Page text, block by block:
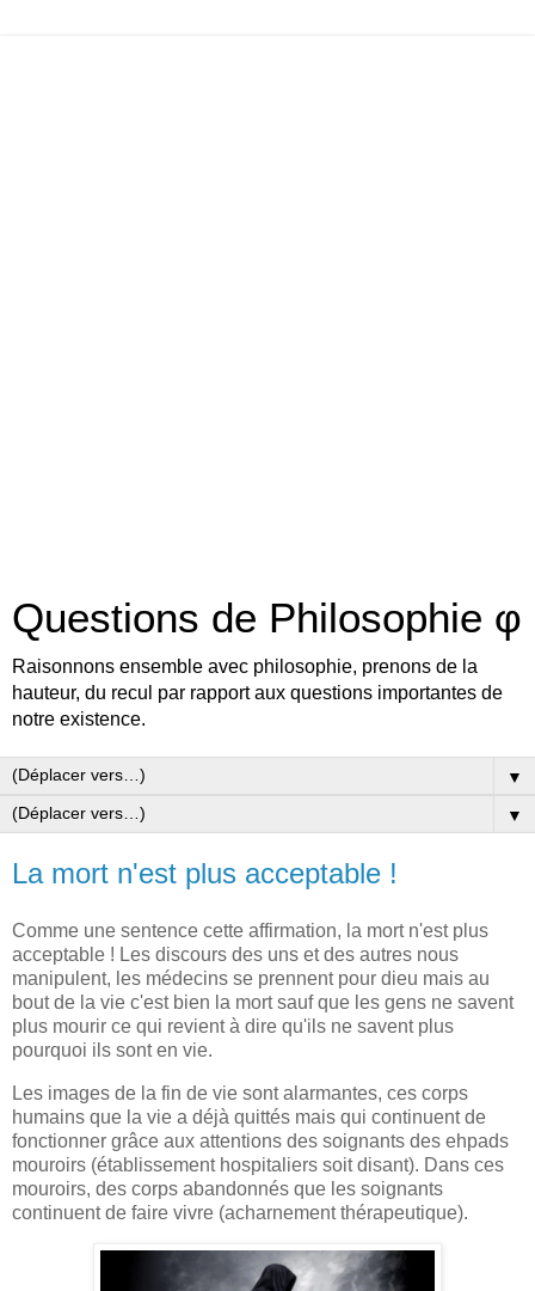
Questions de Philosophie φ
Raisonnons ensemble avec philosophie, prenons de la
hauteur, du recul par rapport aux questions importantes de
notre existence.
▼
▼
La mort n'est plus acceptable !
Comme une sentence cette affirmation, la mort n'est plus
acceptable ! Les discours des uns et des autres nous
manipulent, les médecins se prennent pour dieu mais au
bout de la vie c'est bien la mort sauf que les gens ne savent
plus mourir ce qui revient à dire qu'ils ne savent plus
pourquoi ils sont en vie.
Les images de la fin de vie sont alarmantes, ces corps
humains que la vie a déjà quittés mais qui continuent de
fonctionner grâce aux attentions des soignants des ehpads
mouroirs (établissement hospitaliers soit disant). Dans ces
mouroirs, des corps abandonnés que les soignants
continuent de faire vivre (acharnement thérapeutique).